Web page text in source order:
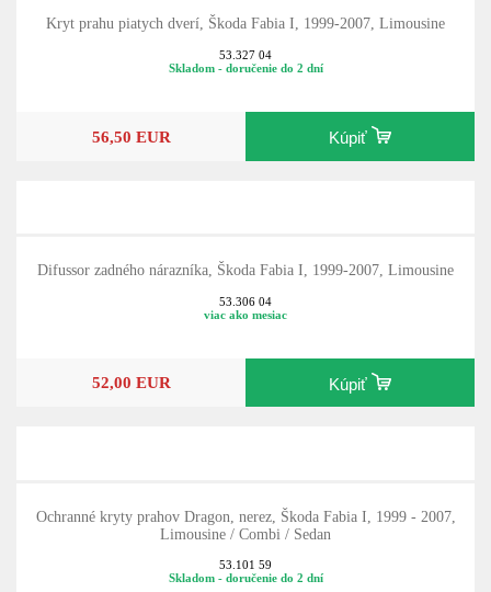
Kryt prahu piatych dverí, Škoda Fabia I, 1999-2007, Limousine
53.327 04
Skladom - doručenie do 2 dní
56,50 EUR Kúpiť
Difussor zadného nárazníka, Škoda Fabia I, 1999-2007, Limousine
53.306 04
viac ako mesiac
52,00 EUR Kúpiť
Ochranné kryty prahov Dragon, nerez, Škoda Fabia I, 1999 - 2007,
Limousine / Combi / Sedan
53.101 59
Skladom - doručenie do 2 dní